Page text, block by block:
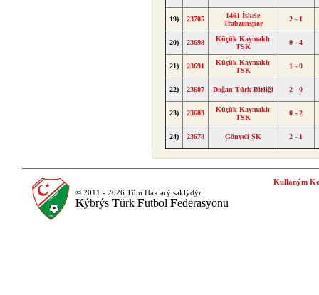
19) 23705
1461 İskele
Trabzonspor
2 - 1
20) 23698
Küçük Kaymaklı
TSK
0 - 4
21) 23691
Küçük Kaymaklı
TSK
1 - 0
22) 23687 Doğan Türk Birliği 2 - 0
23) 23683
Küçük Kaymaklı
TSK
0 - 2
24) 23678 Gönyeli SK 2 - 1
© 2011 - 2026 Tüm Haklarý saklýdýr.
Kýbrýs Türk Futbol Federasyonu
Kullaným